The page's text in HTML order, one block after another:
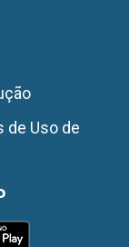
de Uso de